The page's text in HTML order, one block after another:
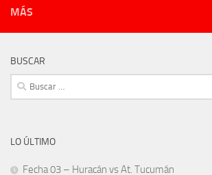
MÁS
BUSCAR
Buscar:
LO ÚLTIMO
Fecha 03 – Huracán vs At. Tucumán